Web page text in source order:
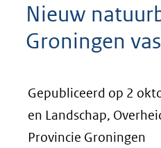
Nieuw
Groningen
Gepubliceerd op 2
en Landschap,
Provincie Groningen